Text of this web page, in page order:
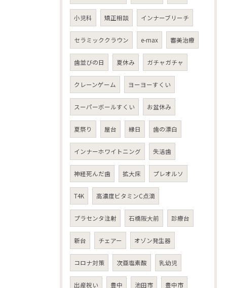
小児科 矯正相談 インナーブリーチ
セラミッククラウン e-max 審美治療
歯並びの日 夏休み ガチャガチャ
クレーンゲーム ヨーヨーすくい
スーパーボールすくい お盆休み
夏祭り 屋台 縁日 歯の漂白
インナーホワイトニング 失活歯
神経死んだ歯 拡大床 プレオルソ
T4K 高濃度ビタミンC点滴
プラセンタ注射 石橋阪大前 診療台
新台 チェアー オゾン発生器
コロナ対策 次亜塩素酸 乳幼児
出産祝い 豊中 池田市 豊中市